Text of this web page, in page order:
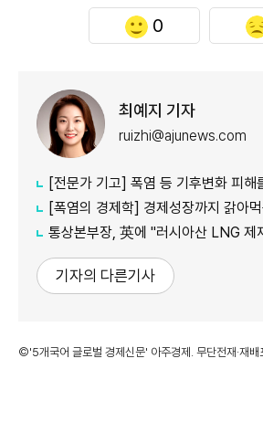
0
최예지 기자
ruizhi@ajunews.com
[전문가 기고] 폭염 등 기후변화 피해를 줄이기
[폭염의 경제학] 경제성장까지 갉아먹는 역대급 폭염…
통상본부장, 英에 "러시아산 LNG 제재 때 韓 에
기자의 다른기사
©'5개국어 글로벌 경제신문' 아주경제. 무단전재·재배